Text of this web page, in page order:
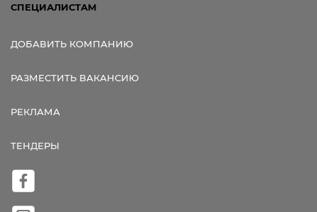
СПЕЦИАЛИСТАМ
ДОБАВИТЬ КОМПАНИЮ
РАЗМЕСТИТЬ ВАКАНСИЮ
РЕКЛАМА
ТЕНДЕРЫ